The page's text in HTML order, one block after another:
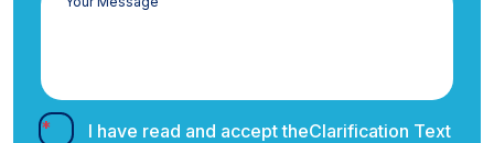
I have read and accept theClarification Text